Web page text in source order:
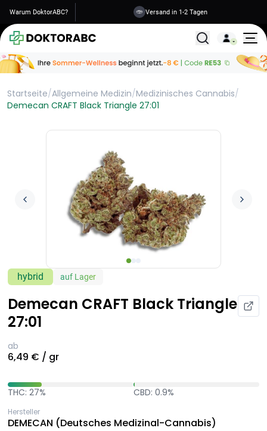
Warum DoktorABC? Versand in 1-2 Tagen
Alle
Startseite/Allgemeine Medizin/Medizinisches Cannabis/
Demecan CRAFT Black Triangle 27:01
hybrid auf Lager
Demecan CRAFT Black Triangle
27:01
ab
6,49 € / gr
THC: 27% CBD: 0.9%
Hersteller
DEMECAN (Deutsches Medizinal-Cannabis)